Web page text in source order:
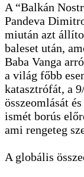
A “Balkán
Pandeva
miután azt
baleset után,
Baba Vanga
a világ főbb
katasztrófát, a
összeomlását
ismét borús
ami rengeteg
A globális